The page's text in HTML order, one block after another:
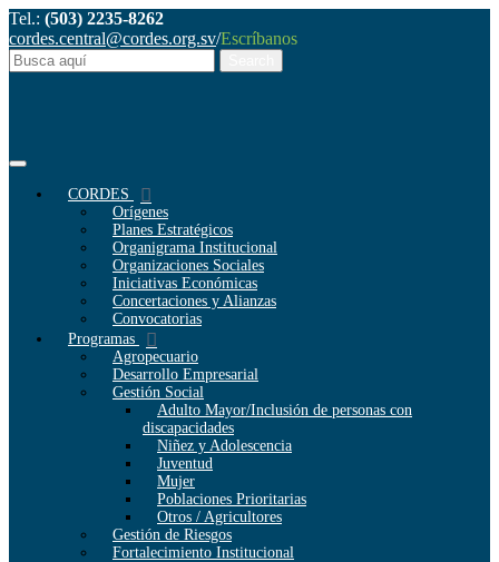
Tel.: (503) 2235-8262
cordes.central@cordes.org.sv/Escríbanos
CORDES
Orígenes
Planes Estratégicos
Organigrama Institucional
Organizaciones Sociales
Iniciativas Económicas
Concertaciones y Alianzas
Convocatorias
Programas
Agropecuario
Desarrollo Empresarial
Gestión Social
Adulto Mayor/Inclusión de personas con
discapacidades
Niñez y Adolescencia
Juventud
Mujer
Poblaciones Prioritarias
Otros / Agricultores
Gestión de Riesgos
Fortalecimiento Institucional